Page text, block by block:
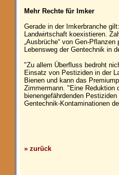
Mehr Rechte für Imker
Gerade in der Imkerbranche
Landwirtschaft koexistieren.
„Ausbrüche“ von Gen-
Lebensweg der Gentechnik in
"Zu allem Überfluss bedroht
Einsatz von Pestiziden in der
Bienen und kann das
Zimmermann. "Eine Reduktion
bienengefährdenden
Gentechnik-Kontaminationen
» zurück